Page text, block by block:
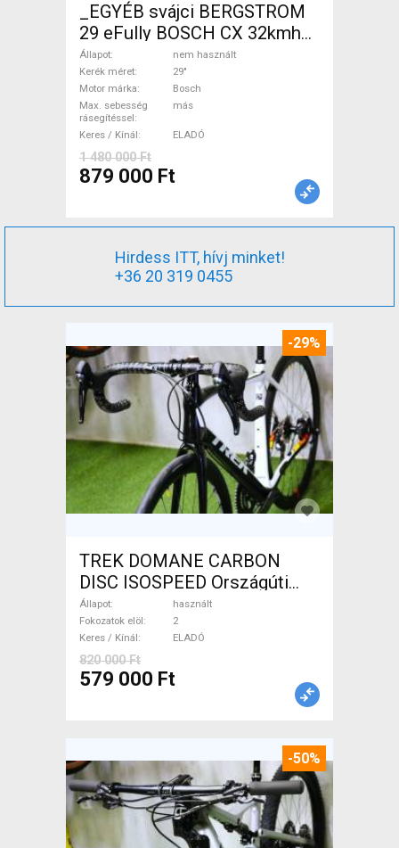
_EGYÉB svájci BERGSTROM
29 eFully BOSCH CX 32kmh
0km Elektromos Mountain
Bike 29" össztelós / fully
Bosch nem használt ELADÓ
Állapot
nem használt
Kerék méret
29"
Motor márka
Bosch
Max. sebesség
rásegítéssel
más
Keres / Kínál ELADÓ
1 480 000 Ft
879 000 Ft
Hirdess ITT, hívj minket!
+36 20 319 0455
-29%
TREK DOMANE CARBON
DISC ISOSPEED Országúti
tárcsafék használt ELADÓ
Állapot
használt
Fokozatok elöl
2
Keres / Kínál
ELADÓ
820 000 Ft
579 000 Ft
-50%